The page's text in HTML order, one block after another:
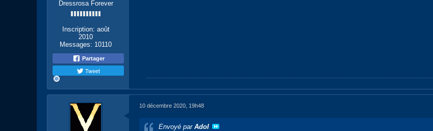
Dressrosa Forever
Inscription: août
2010
Messages: 10110
Partager
Tweet
10 décembre 2020, 19h48
Envoyé par Adol